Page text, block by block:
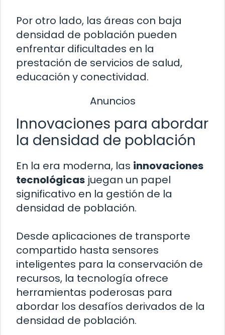
Por otro lado, las áreas con baja
densidad de población pueden
enfrentar dificultades en la
prestación de servicios de salud,
educación y conectividad.
Anuncios
Innovaciones para abordar
la densidad de población
En la era moderna, las innovaciones
tecnológicas juegan un papel
significativo en la gestión de la
densidad de población.
Desde aplicaciones de transporte
compartido hasta sensores
inteligentes para la conservación de
recursos, la tecnología ofrece
herramientas poderosas para
abordar los desafíos derivados de la
densidad de población.